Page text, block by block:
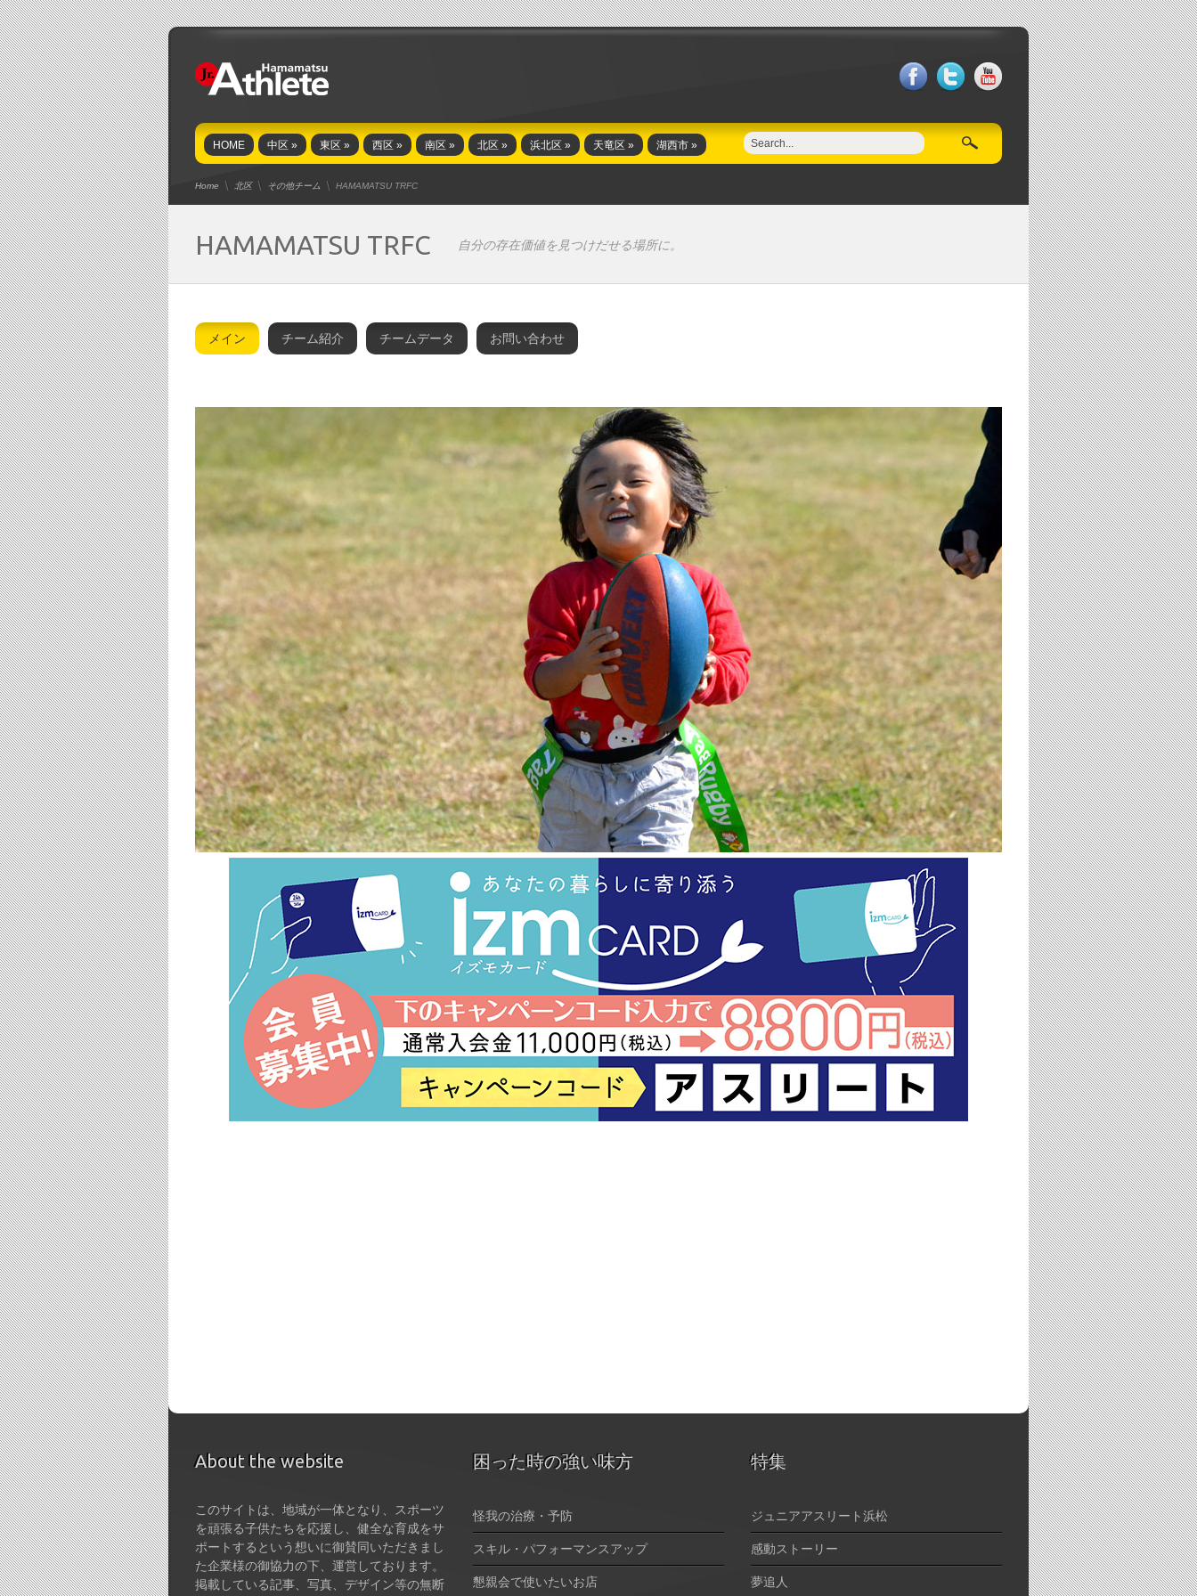
HOME 中区 » 東区 » 西区 » 南区 » 北区 » 浜北区 » 天竜区 » 湖西市 »
Home 北区 その他チーム HAMAMATSU TRFC
HAMAMATSU TRFC 自分の存在価値を見つけだせる場所に。
メイン チーム紹介 チームデータ お問い合わせ
About the website
このサイトは、地域が一体となり、スポーツ
を頑張る子供たちを応援し、健全な育成をサ
ポートするという想いに御賛同いただきまし
た企業様の御協力の下、運営しております。
掲載している記事、写真、デザイン等の無断
困った時の強い味方
怪我の治療・予防
スキル・パフォーマンスアップ
懇親会で使いたいお店
特集
ジュニアアスリート浜松
感動ストーリー
夢追人